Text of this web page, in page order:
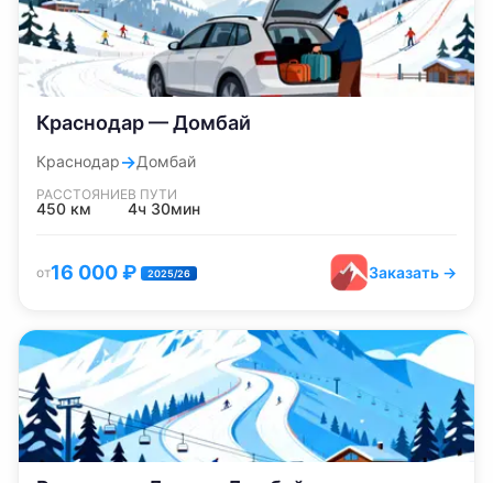
Краснодар — Домбай
Краснодар→Домбай
РАССТОЯНИЕ
450 км
В ПУТИ
4ч 30мин
от16 000₽ 2025/26 Заказать →